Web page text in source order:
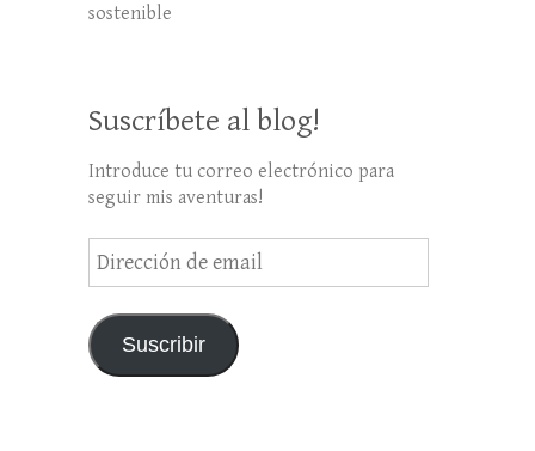
sostenible
Suscríbete al blog!
Introduce tu correo electrónico para
seguir mis aventuras!
Dirección
de
Suscribir